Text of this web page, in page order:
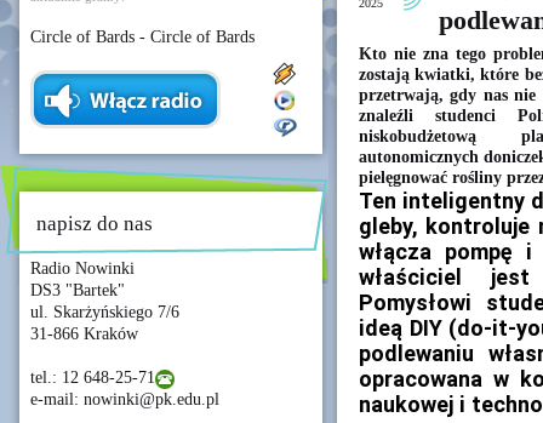
Circle of Bards - Circle of Bards
napisz do nas
Radio Nowinki
DS3 "Bartek"
ul. Skarżyńskiego 7/6
31-866 Kraków
tel.: 12 648-25-71
e-mail: nowinki@pk.edu.pl
2025
Kto nie zna tego
zostają kwiatki, które
przetrwają, gdy nas nie
znaleźli studenci
niskobudżetową
autonomicznych
pielęgnować rośliny
Ten inteligentny
gleby, kontroluje
włącza pompę
właściciel
Pomysłowi
ideą DIY (do-it-
podlewaniu
opracowana w
naukowej i